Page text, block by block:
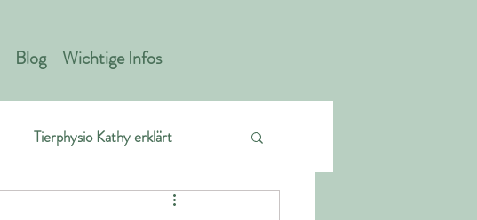
Blog Wichtige Infos
Tierphysio Kathy erklärt